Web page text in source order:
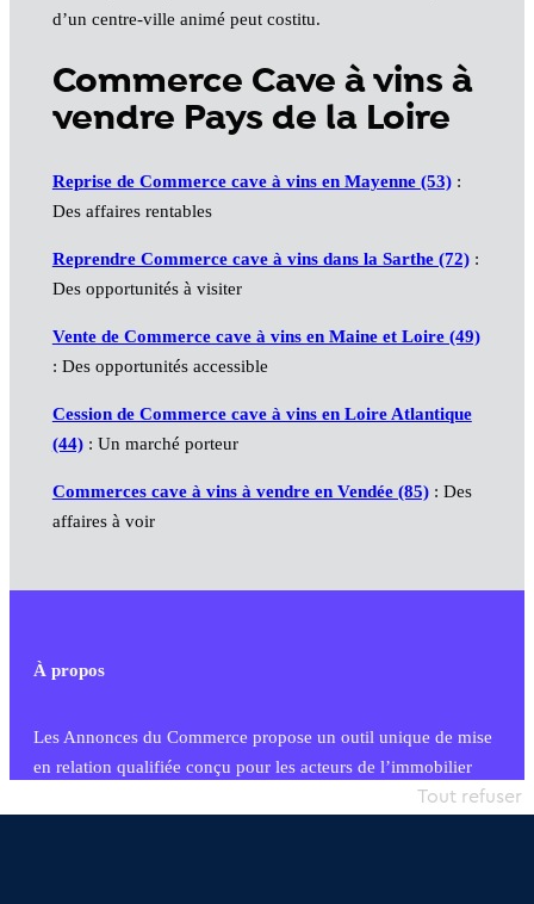
d’un centre-ville animé peut costitu.
Commerce Cave à vins à
vendre Pays de la Loire
Reprise de Commerce cave à vins en Mayenne (53):
Des affaires rentables
Reprendre Commerce cave à vins dans la Sarthe (72):
Des opportunités à visiter
Vente de Commerce cave à vins en Maine et Loire (49)
: Des opportunités accessible
Cession de Commerce cave à vins en Loire Atlantique
(44): Un marché porteur
Commerces cave à vins à vendre en Vendée (85): Des
affaires à voir
À propos
Les Annonces du Commerce propose un outil unique de mise
en relation qualifiée conçu pour les acteurs de l’immobilier
commercial et les collectivités territoriales, simple et intégrant
Tout refuser